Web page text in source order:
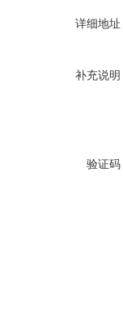
详细地址
补充说明
验证码